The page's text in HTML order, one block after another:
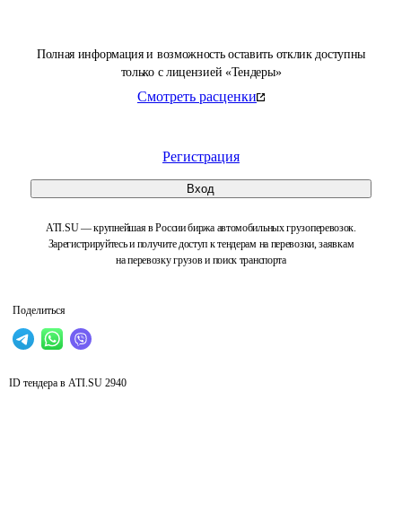
Полная информация и возможность оставить отклик доступны
только с лицензией «Тендеры»
Смотреть расценки
Регистрация
Вход
ATI.SU — крупнейшая в России биржа автомобильных грузоперевозок.
Зарегистрируйтесь и получите доступ к тендерам на перевозки, заявкам
на перевозку грузов и поиск транспорта
Поделиться
ID тендера в ATI.SU 2940